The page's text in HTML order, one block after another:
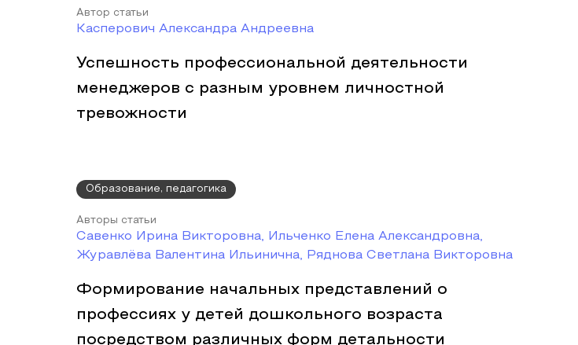
Автор статьи
Касперович Александра Андреевна
Успешность профессиональной деятельности
менеджеров с разным уровнем личностной
тревожности
Образование, педагогика
Авторы статьи
Савенко Ирина Викторовна, Ильченко Елена Александровна,
Журавлёва Валентина Ильинична, Ряднова Светлана Викторовна
Формирование начальных представлений о
профессиях у детей дошкольного возраста
посредством различных форм детальности